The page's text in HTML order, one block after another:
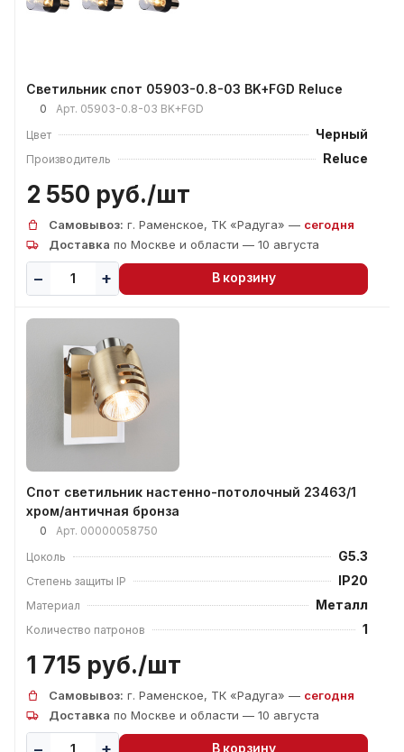
Светильник спот 05903-0.8-03 BK+FGD Reluce
0 Арт. 05903-0.8-03 BK+FGD
Цвет
Черный
Производитель Reluce
2 550 руб./шт
Самовывоз: г. Раменское, ТК «Радуга» — сегодня
Доставка по Москве и области — 10 августа
В корзину
Спот светильник настенно-потолочный 23463/1
хром/античная бронза
0 Арт. 00000058750
Цоколь
G5.3
Степень защиты IP IP20
Материал Металл
Количество патронов 1
1 715 руб./шт
Самовывоз: г. Раменское, ТК «Радуга» — сегодня
Доставка по Москве и области — 10 августа
В корзину